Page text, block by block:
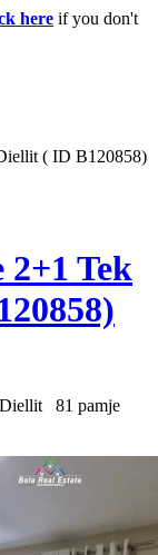
here if you don't
( ID B120858)
Tek
81 pamje